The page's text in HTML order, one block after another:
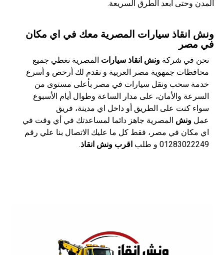
المدن وحتى أبعد الطرق السريعة.
ونش انقاذ سيارات المصرية معك في اي مكان
في مصر
نحن في شركة ونش انقاذ سيارات المصرية نغطي جميع
محافظات جمهوية مصر العربية و نقدم لك أرخص و أسرع
خدمة سحب ونقل سيارات في مصر بأعلى مستوى من
السرعة والأمان، على مدار الساعة وطوال أيام الأسبوع
سواء كنت على الطريق أو داخل اي مدينة، فريق
عمل ونش المصرية جاهز دائما لمساعدتك في أي وقت في
اي مكان في مصر، فقط كل ما عليك الاتصال بنا علي رقم
01283022249 و طلب
اقرب ونش انقاذ.